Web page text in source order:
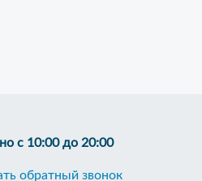
с 10:00 до 20:00
обратный звонок